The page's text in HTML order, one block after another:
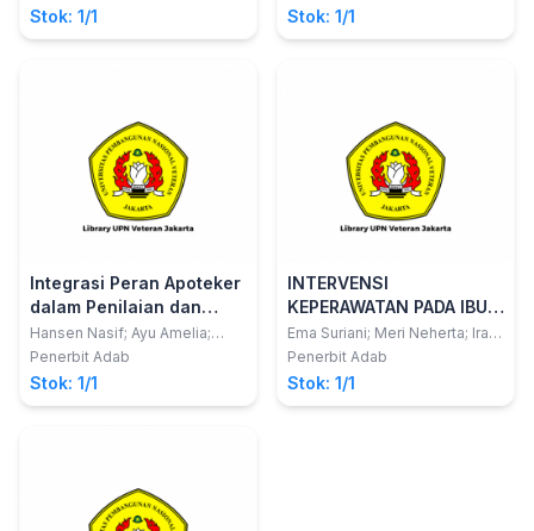
Stok: 1/1
mendukung pangan
sehat
Stok: 1/1
Integrasi Peran Apoteker
dalam Penilaian dan
Rencana Pengobatan
pada Pasien Pneumonia
Terjangkit
Hansen Nasif; Ayu Amelia;
Yelly Oktavia Sari
Penerbit Adab
Stok: 1/1
INTERVENSI
KEPERAWATAN PADA IBU
ANAK USIA TODDLER
(PADA SAAT BENCANA)
Ema Suriani; Meri Neherta; Ira
Mulya Sari
Penerbit Adab
Stok: 1/1